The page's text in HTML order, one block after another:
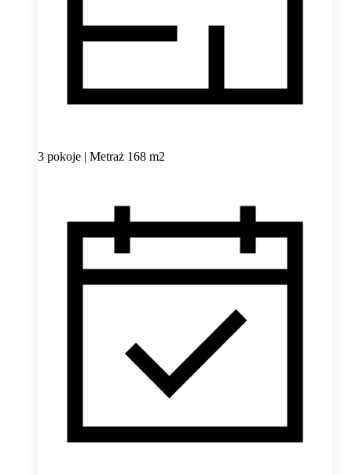
3 pokoje | Metraż 168 m2